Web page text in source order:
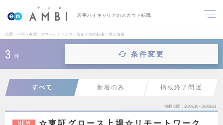
若手ハイキャリアのスカウト転職
流通・小売（家電）のマーケティング・販促企画の転職・求人情報
3 件 条件変更
すべて 新着のみ 掲載終了間近
掲載期間 26/08/10～26/08/23
NEW
☆東証グロース上場☆リモートワーク